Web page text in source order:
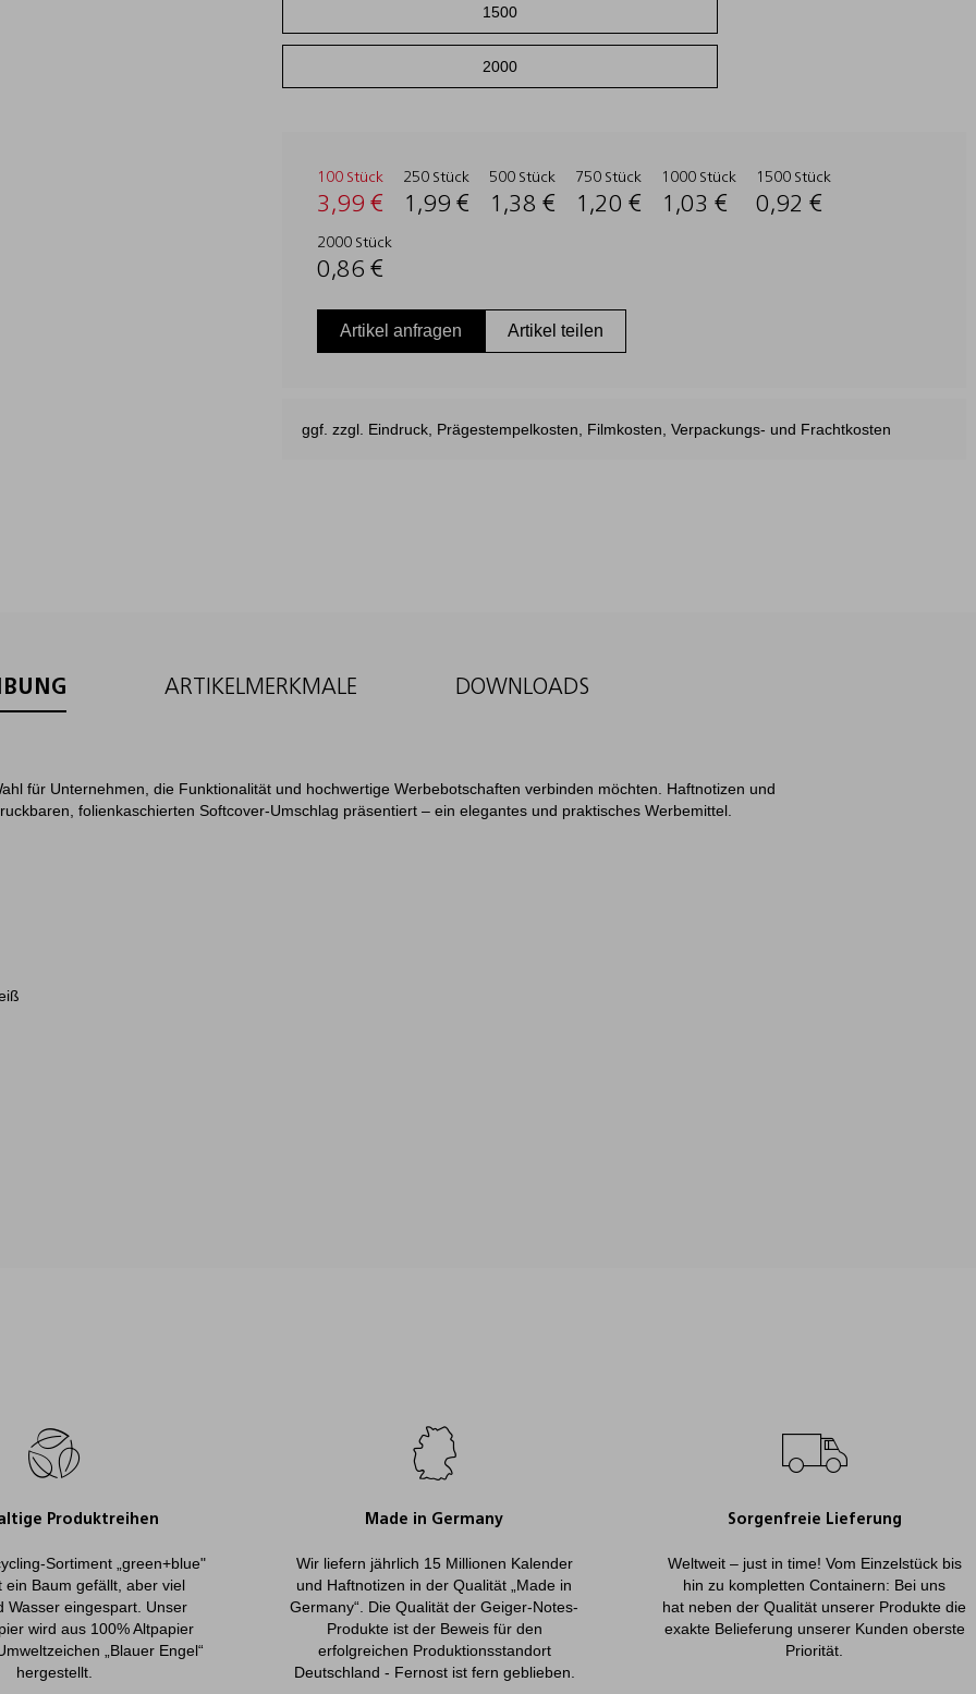
100 Stück
3,99 €
250 Stück
1,99 €
500 Stück
1,38 €
750 Stück
1,20 €
1000 Stück
1,03 €
1500 Stück
0,92 €
2000 Stück
0,86 €
Artikel anfragen Artikel teilen
ggf. zzgl. Eindruck, Prägestempelkosten, Filmkosten, Verpackungs- und Frachtkosten
ARTIKELMERKMALE DOWNLOADS
für Unternehmen, die Funktionalität und hochwertige Werbebotschaften verbinden möchten. Haftnotizen und
folienkaschierten Softcover-Umschlag präsentiert – ein elegantes und praktisches Werbemittel.
Produktreihen
Sortiment „green+blue"
ein Baum gefällt, aber viel
Wasser eingespart. Unser
wird aus 100% Altpapier
„Blauer Engel“
hergestellt.
Made in Germany
Wir liefern jährlich 15 Millionen Kalender
und Haftnotizen in der Qualität „Made in
Germany“. Die Qualität der Geiger-Notes-
Produkte ist der Beweis für den
erfolgreichen Produktionsstandort
Deutschland - Fernost ist fern geblieben.
Sorgenfreie Lieferung
Weltweit – just in time! Vom Einzelstück bis
hin zu kompletten Containern: Bei uns
hat neben der Qualität unserer Produkte die
exakte Belieferung unserer Kunden oberste
Priorität.